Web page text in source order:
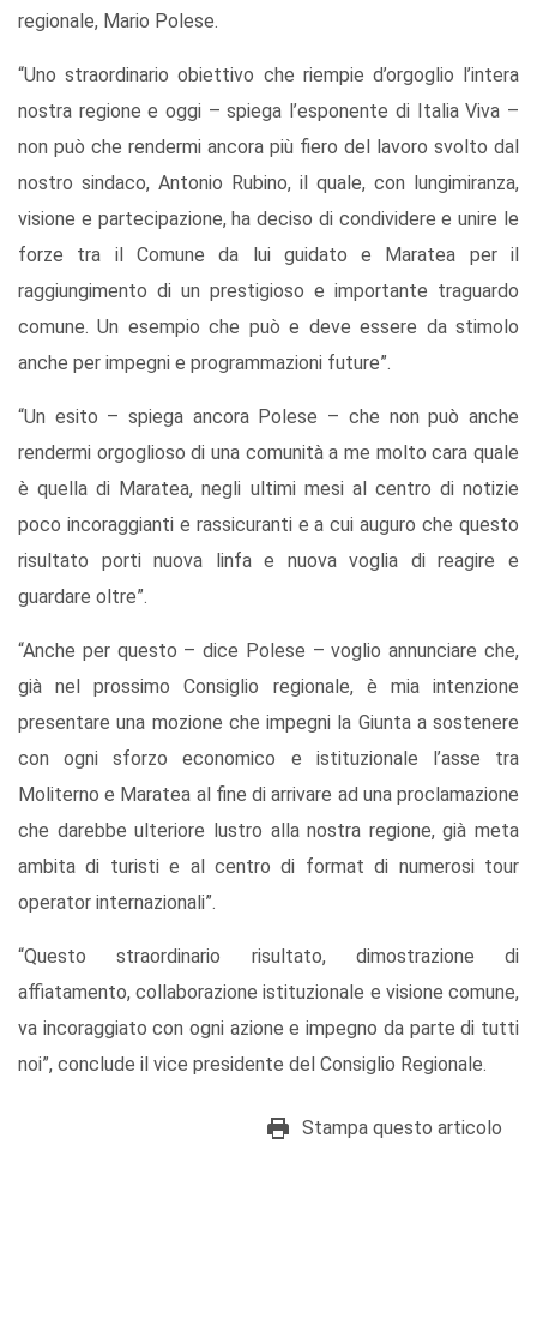
regionale, Mario Polese.
“Uno straordinario obiettivo che riempie d’orgoglio l’intera
nostra regione e oggi – spiega l’esponente di Italia Viva –
non può che rendermi ancora più fiero del lavoro svolto dal
nostro sindaco, Antonio Rubino, il quale, con lungimiranza,
visione e partecipazione, ha deciso di condividere e unire le
forze tra il Comune da lui guidato e Maratea per il
raggiungimento di un prestigioso e importante traguardo
comune. Un esempio che può e deve essere da stimolo
anche per impegni e programmazioni future”.
“Un esito – spiega ancora Polese – che non può anche
rendermi orgoglioso di una comunità a me molto cara quale
è quella di Maratea, negli ultimi mesi al centro di notizie
poco incoraggianti e rassicuranti e a cui auguro che questo
risultato porti nuova linfa e nuova voglia di reagire e
guardare oltre”.
“Anche per questo – dice Polese – voglio annunciare che,
già nel prossimo Consiglio regionale, è mia intenzione
presentare una mozione che impegni la Giunta a sostenere
con ogni sforzo economico e istituzionale l’asse tra
Moliterno e Maratea al fine di arrivare ad una proclamazione
che darebbe ulteriore lustro alla nostra regione, già meta
ambita di turisti e al centro di format di numerosi tour
operator internazionali”.
“Questo straordinario risultato, dimostrazione di
affiatamento, collaborazione istituzionale e visione comune,
va incoraggiato con ogni azione e impegno da parte di tutti
noi”, conclude il vice presidente del Consiglio Regionale.
Stampa questo articolo